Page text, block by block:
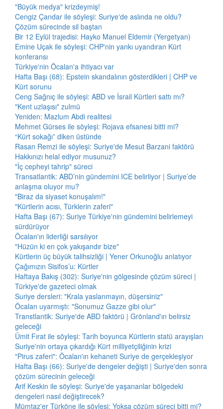
"Büyük medya" krizdeymiş!
Cengiz Çandar ile söyleşi: Suriye'de aslında ne oldu?
Çözüm sürecinde sil baştan
Bir 12 Eylül trajedisi: Hayko Manuel Eldemir (Yergetyan)
Emine Uçak ile söyleşi: CHP'nin yankı uyandıran Kürt
konferansı
Türkiye'nin Öcalan'a ihtiyacı var
Hafta Başı (68): Epstein skandalının gösterdikleri | CHP ve
Kürt sorunu
Ceng Sağnıç ile söyleşi: ABD ve İsrail Kürtleri sattı mı?
"Kent uzlaşısı" zulmü
Yeniden: Mazlum Abdi realitesi
Mehmet Gürses ile söyleşi: Rojava efsanesi bitti mi?
“Kürt sokağı” diken üstünde
Rasan Remzi ile söyleşi: Suriye'de Mesut Barzani faktörü
Hakkınızı helal ediyor musunuz?
"İç cepheyi tahrip" süreci
Transatlantik: ABD’nin gündemini ICE belirliyor | Suriye’de
anlaşma oluyor mu?
"Biraz da siyaset konuşalım!"
"Kürtlerin acısı, Türklerin zaferi"
Hafta Başı (67): Suriye Türkiye'nin gündemini belirlemeyi
sürdürüyor
Öcalan'ın liderliği sarsılıyor
"Hüzün ki en çok yakışandır bize"
Kürtlerin üç büyük talihsizliği | Yener Orkunoğlu anlatıyor
Çağımızın Sisifos’u: Kürtler
Haftaya Bakış (302): Suriye'nin gölgesinde çözüm süreci |
Türkiye'de gazeteci olmak
Suriye dersleri: "Krala yaslanmayın, düşersiniz"
Öcalan uyarmıştı: "Sonumuz Gazze gibi olur"
Transtlantik: Suriye'de ABD faktörü | Grönland'ın belirsiz
geleceği
Ümit Fırat ile söyleşi: Tarih boyunca Kürtlerin statü arayışları
Suriye'nin ortaya çıkardığı Kürt milliyetçiliğinin krizi
"Pirus zaferi": Öcalan'ın kehaneti Suriye de gerçekleşiyor
Hafta Başı (66): Suriye'de dengeler değişti | Suriye'den sonra
çözüm sürecinin geleceği
Arif Keskin ile söyleşi: Suriye'de yaşananlar bölgedeki
dengeleri nasıl değiştirecek?
Mümtaz'er Türköne ile söyleşi: Yoksa çözüm süreci bitti mi?